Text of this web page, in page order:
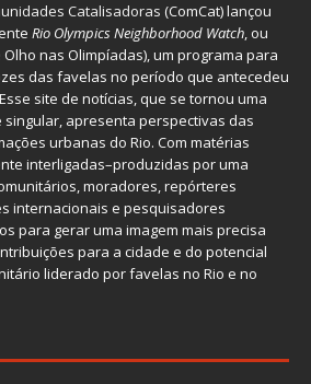
Catalisadoras (ComCat) lançou
Rio Olympics Neighborhood Watch, ou
nas Olimpíadas), um programa para
das favelas no período que antecedeu
site de notícias, que se tornou uma
apresenta perspectivas das
urbanas do Rio. Com matérias
interligadas–produzidas por uma
moradores, repórteres
internacionais e pesquisadores
para gerar uma imagem mais precisa
para a cidade e do potencial
liderado por favelas no Rio e no